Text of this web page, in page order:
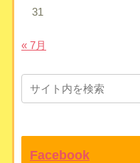
31
« 7月
Facebook